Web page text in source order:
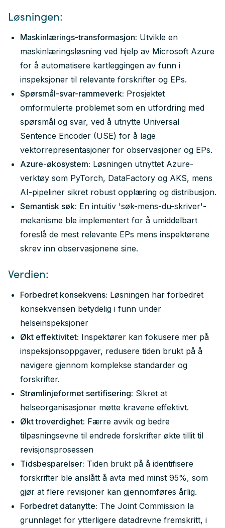
Løsningen:
Maskinlærings-transformasjon: Utvikle en
maskinlæringsløsning ved hjelp av Microsoft Azure
for å automatisere kartleggingen av funn i
inspeksjoner til relevante forskrifter og EPs.
Spørsmål-svar-rammeverk: Prosjektet
omformulerte problemet som en utfordring med
spørsmål og svar, ved å utnytte Universal
Sentence Encoder (USE) for å lage
vektorrepresentasjoner for observasjoner og EPs.
Azure-økosystem: Løsningen utnyttet Azure-
verktøy som PyTorch, DataFactory og AKS, mens
AI-pipeliner sikret robust opplæring og distribusjon.
Semantisk søk: En intuitiv 'søk-mens-du-skriver'-
mekanisme ble implementert for å umiddelbart
foreslå de mest relevante EPs mens inspektørene
skrev inn observasjonene sine.
Verdien:
Forbedret konsekvens: Løsningen har forbedret
konsekvensen betydelig i funn under
helseinspeksjoner
Økt effektivitet: Inspektører kan fokusere mer på
inspeksjonsoppgaver, redusere tiden brukt på å
navigere gjennom komplekse standarder og
forskrifter.
Strømlinjeformet sertifisering: Sikret at
helseorganisasjoner møtte kravene effektivt.
Økt troverdighet: Færre avvik og bedre
tilpasningsevne til endrede forskrifter økte tillit til
revisjonsprosessen
Tidsbesparelser: Tiden brukt på å identifisere
forskrifter ble anslått å avta med minst 95%, som
gjør at flere revisjoner kan gjennomføres årlig.
Forbedret datanytte: The Joint Commission la
grunnlaget for ytterligere datadrevne fremskritt, i